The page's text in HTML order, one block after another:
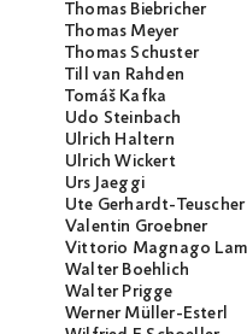
Thomas Biebricher
Thomas Meyer
Thomas Schuster
Till van Rahden
Tomáš Kafka
Udo Steinbach
Ulrich Haltern
Ulrich Wickert
Urs Jaeggi
Ute Gerhardt-Teuscher
Valentin Groebner
Vittorio Magnago
Walter Boehlich
Walter Prigge
Werner Müller-Esterl